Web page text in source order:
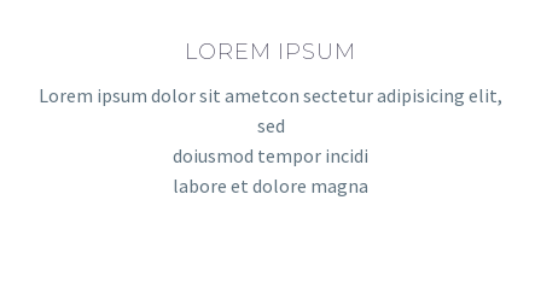
LOREM IPSUM
Lorem ipsum dolor sit ametcon sectetur adipisicing elit,
sed
doiusmod tempor incidi
labore et dolore magna